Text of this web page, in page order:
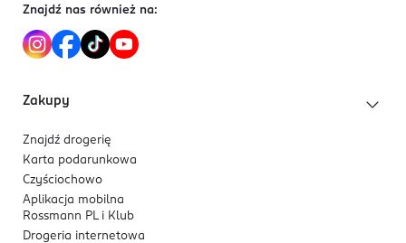
Znajdź nas również na:
Zakupy
Znajdź drogerię
Karta podarunkowa
Czyściochowo
Aplikacja mobilna
Rossmann PL i Klub
Drogeria internetowa